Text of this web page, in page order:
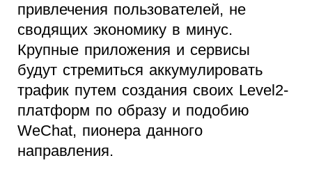
привлечения пользователей, не
сводящих экономику в минус.
Крупные приложения и сервисы
будут стремиться аккумулировать
трафик путем создания своих Level2-
платформ по образу и подобию
WeChat, пионера данного
направления.